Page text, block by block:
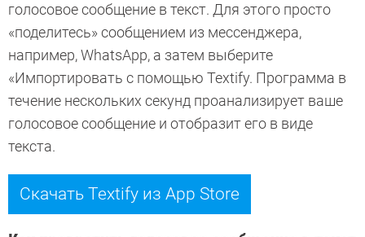
голосовое сообщение в текст. Для этого просто
«поделитесь» сообщением из мессенджера,
например, WhatsApp, а затем выберите
«Импортировать с помощью Textify. Программа в
течение нескольких секунд проанализирует ваше
голосовое сообщение и отобразит его в виде
текста.
Скачать Textify из App Store